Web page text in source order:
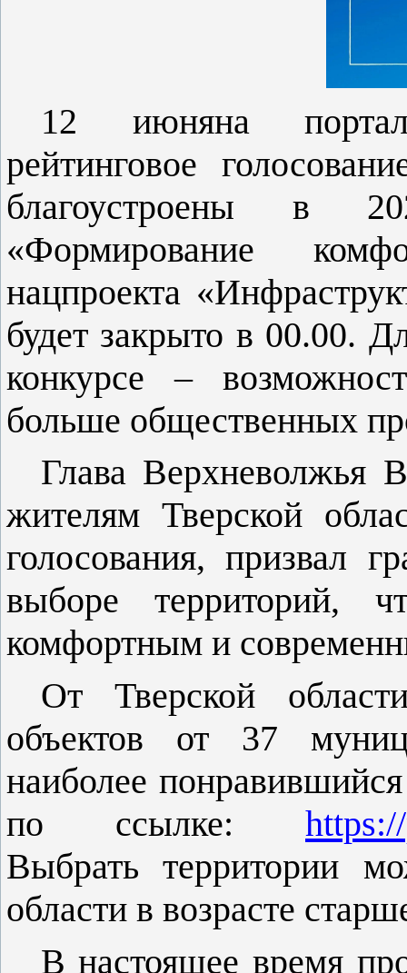
12 июняна
рейтинговое
благоустроены в
«Формирование
нацпроекта
будет закрыто в 00.00.
конкурсе –
больше общественных
Глава Верхневолжья
жителям Тверской
голосования, призвал
выборе территорий,
комфортным и
От Тверской
объектов от 37
наиболее
по ссылке:
Выбрать территории
области в возрасте
В настоящее время